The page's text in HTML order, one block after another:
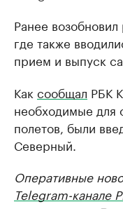
Ранее возобновил
где также
прием и выпуск
Как сообщал РБК
необходимые для
полетов, были
Северный.
Оперативные
Telegram-канале